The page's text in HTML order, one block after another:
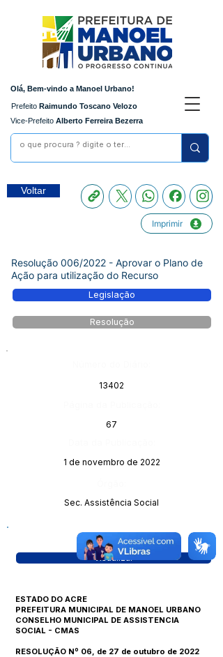
Olá, Bem-vindo a Manoel Urbano!
Prefeito Raimundo Toscano Velozo
Vice-Prefeito Alberto Ferreira Bezerra
Voltar
Imprimir
Resolução 006/2022 - Aprovar o Plano de
Ação para utilização do Recurso
Legislação
Resolução
13402
67
1 de novembro de 2022
Sec. Assistência Social
Visualizar
ESTADO DO ACRE
PREFEITURA MUNICIPAL DE MANOEL URBANO
CONSELHO MUNICIPAL DE ASSISTENCIA
SOCIAL - CMAS
RESOLUÇÃO Nº 06, de 27 de outubro de 2022